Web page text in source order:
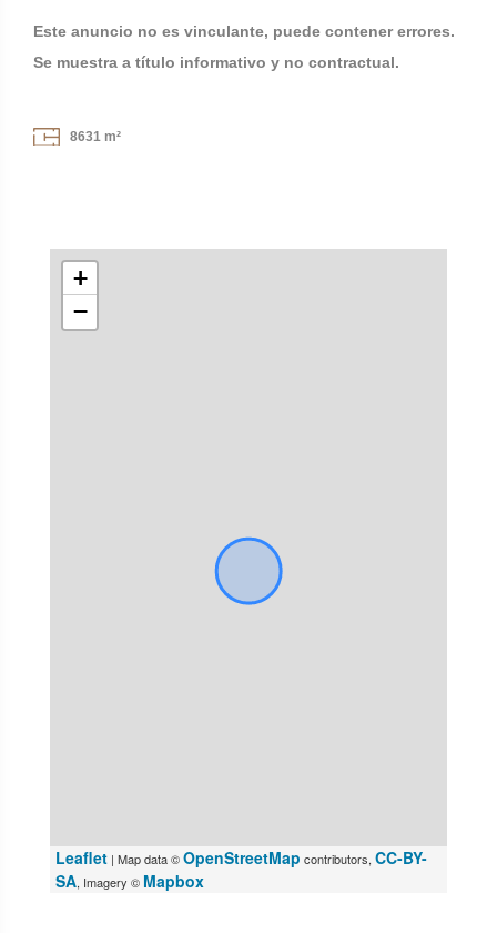
Este anuncio no es vinculante, puede contener errores.
Se muestra a título informativo y no contractual.
8631 m²
+
−
Leaflet | Map data ©OpenStreetMap contributors, CC-BY-
SA, Imagery © Mapbox